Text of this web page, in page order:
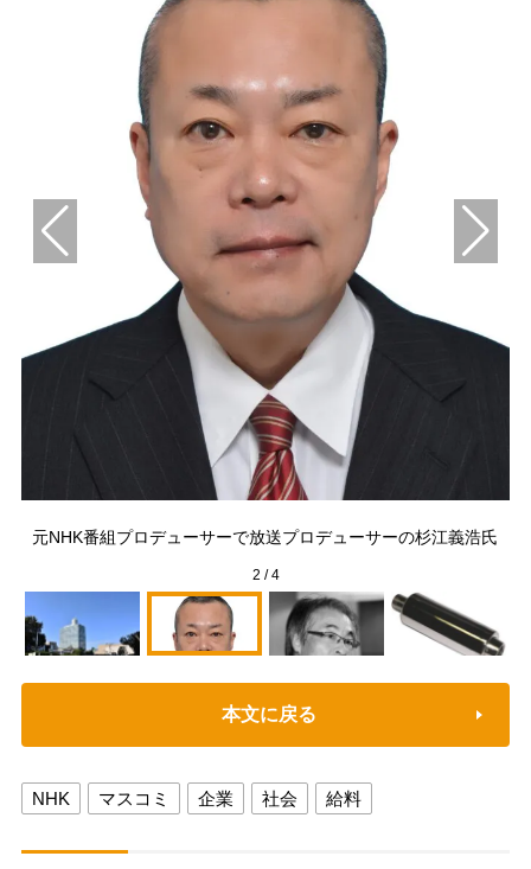
元NHK番組プロデューサーで放送プロデューサーの杉江義浩氏
2 /4
本文に戻る
NHK マスコミ 企業 社会 給料